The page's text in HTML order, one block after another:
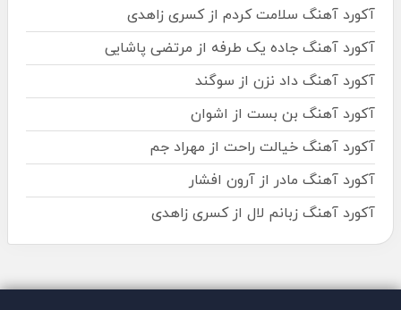
آکورد آهنگ سلامت کردم از کسری زاهدی
آکورد آهنگ جاده یک طرفه از مرتضی پاشایی
آکورد آهنگ داد نزن از سوگند
آکورد آهنگ بن بست از اشوان
آکورد آهنگ خیالت راحت از مهراد جم
آکورد آهنگ مادر از آرون افشار
آکورد آهنگ زبانم لال از کسری زاهدی